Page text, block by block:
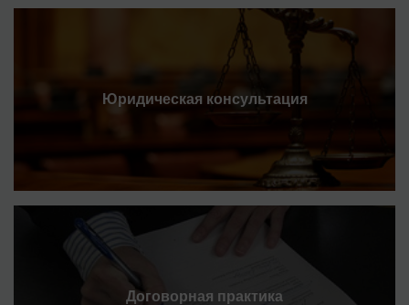
Юридическая консультация
Договорная практика